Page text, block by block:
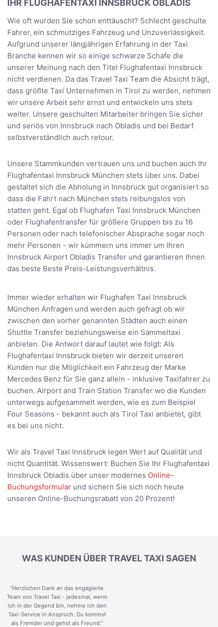
IHR FLUGHAFENTAXI INNSBRUCK OBLADIS
Wie oft wurden Sie schon enttäuscht? Schlecht geschulte
Fahrer, ein schmutziges Fahrzeug und Unzuverlässigkeit.
Aufgrund unserer längjährigen Erfahrung in der Taxi
Branche kennen wir so einige schwarze Schafe die
unserer Meinung nach den Titel Flughafentaxi Innsbruck
nicht verdienen. Da das Travel Taxi Team die Absicht trägt,
dass größte Taxi Unternehmen in Tirol zu werden, nehmen
wir unsere Arbeit sehr ernst und entwickeln uns stets
weiter. Unsere geschulten Mitarbeiter bringen Sie sicher
und seriös von Innsbruck nach Obladis und bei Bedarf
selbstverständlich auch retour.
Unsere Stammkunden vertrauen uns und buchen auch Ihr
Flughafentaxi Innsbruck München stets über uns. Dabei
gestaltet sich die Abholung in Innsbruck gut organisiert so
dass die Fahrt nach München stets reibungslos von
statten geht. Egal ob Flughafen Taxi Innsbruck München
oder Flughafentransfer für größere Gruppen bis zu 16
Personen oder nach telefonischer Absprache sogar noch
mehr Personen - wir kümmern uns immer um Ihren
Innsbruck Airport Obladis Transfer und garantieren Ihnen
das beste Beste Preis-Leistungsverhältnis.
Immer wieder erhalten wir Flughafen Taxi Innsbruck
München Anfragen und werden auch gefragt ob wir
zwischen den vorher genannten Städten auch einen
Shuttle Transfer beziehungsweise ein Sammeltaxi
anbieten. Die Antwort darauf lautet wie folgt: Als
Flughafentaxi Innsbruck bieten wir derzeit unseren
Kunden nur die Möglichkeit ein Fahrzeug der Marke
Mercedes Benz für Sie ganz allein - inklusive Taxifahrer zu
buchen. Airport and Train Station Transfer wo die Kunden
unterwegs aufgesammelt werden, wie es zum Beispiel
Four Seasons - bekannt auch als Tirol Taxi anbietet, gibt
es bei uns nicht.
Wir als Travel Taxi Innsbruck legen Wert auf Qualität und
nicht Quantität. Wissenswert: Buchen Sie Ihr Flughafentaxi
Innsbruck Obladis über unser modernes Online-
Buchungsformular und sichern Sie sich noch heute
unseren Online-Buchungsrabatt von 20 Prozent!
WAS KUNDEN ÜBER TRAVEL TAXI SAGEN
“Herzlichen Dank an das engagierte
Team von Travel Taxi - jedesmal, wenn
ich in der Gegend bin, nehme ich den
Taxi-Service in Anspruch. Du kommst
als Fremder und gehst als Freund.”